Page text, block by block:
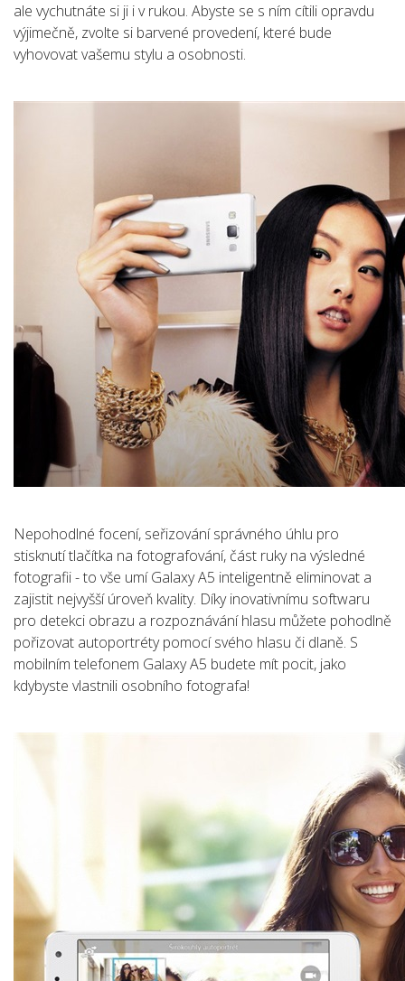
ale vychutnáte si ji i v rukou. Abyste se s ním cítili opravdu
výjimečně, zvolte si barvené provedení, které bude
vyhovovat vašemu stylu a osobnosti.
Nepohodlné focení, seřizování správného úhlu pro
stisknutí tlačítka na fotografování, část ruky na výsledné
fotografii - to vše umí Galaxy A5 inteligentně eliminovat a
zajistit nejvyšší úroveň kvality. Díky inovativnímu softwaru
pro detekci obrazu a rozpoznávání hlasu můžete pohodlně
pořizovat autoportréty pomocí svého hlasu či dlaně. S
mobilním telefonem Galaxy A5 budete mít pocit, jako
kdybyste vlastnili osobního fotografa!